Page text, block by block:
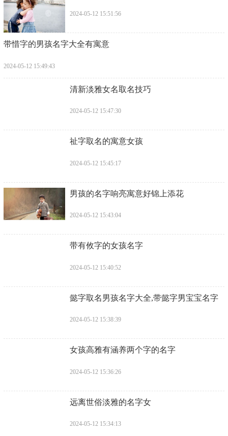
2024-05-12 15:51:56
​带惜字的男孩名字大全有寓意
2024-05-12 15:49:43
​清新淡雅女名取名技巧
2024-05-12 15:47:30
​祉字取名的寓意女孩
2024-05-12 15:45:17
​男孩的名字响亮寓意好锦上添花
2024-05-12 15:43:04
​带有攸字的女孩名字
2024-05-12 15:40:52
​懿字取名男孩名字大全,带懿字男宝宝名字
2024-05-12 15:38:39
​女孩高雅有涵养两个字的名字
2024-05-12 15:36:26
​远离世俗淡雅的名字女
2024-05-12 15:34:13